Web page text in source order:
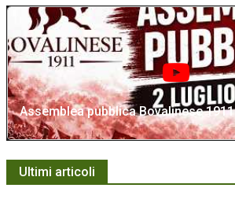
Assemblea pubblica Bovalinese 1911
Ultimi articoli